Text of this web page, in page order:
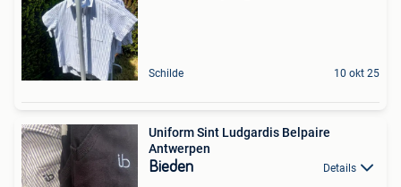
Schilde 10 okt 25
Uniform Sint Ludgardis Belpaire
Antwerpen
Bieden Details